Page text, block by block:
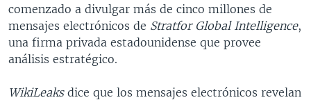
búsqueda
CHILE
PERÚ
VENEZUELA
EL SALVADOR
GUATEMALA
NICARAGUA
INMIGRACIÓN
LIBERTAD DE PRENSA
ECONOMÍA
ESPECIALES DE LA VOA
LIBERTAD DE PRENSA
MULTIMEDIA
comenzado a divulgar más de cinco millones de
mensajes electrónicos de Stratfor Global Intelligence,
una firma privada estadounidense que provee
análisis estratégico.
WikiLeaks dice que los mensajes electrónicos revelan